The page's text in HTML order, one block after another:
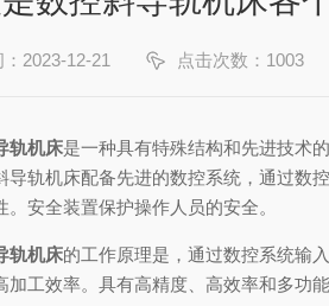
2023-12-21 点击次数：1003
轨机床是一种具有特殊结构和先进技术
导轨机床配备先进的数控系统，通过数
。安全装置保护操作人员的安全。
轨机床的工作原理是，通过数控系统输
加工效率。具有高精度、高效率和多功